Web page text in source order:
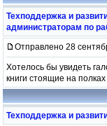
Техподдержка и
администраторам по
Отправлено 28
Хотелось бы увидеть
книги стоящие на
Техподдержка и